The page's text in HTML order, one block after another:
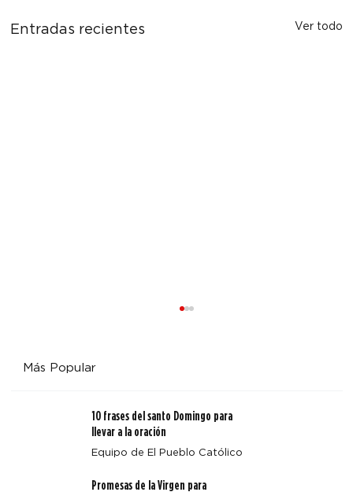
Entradas recientes Ver todo
Más Popular
10 frases del santo Domingo para
llevar a la oración
Equipo de El Pueblo Católico
Promesas de la Virgen para